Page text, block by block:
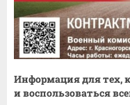
Информация для тех,
и воспользоваться